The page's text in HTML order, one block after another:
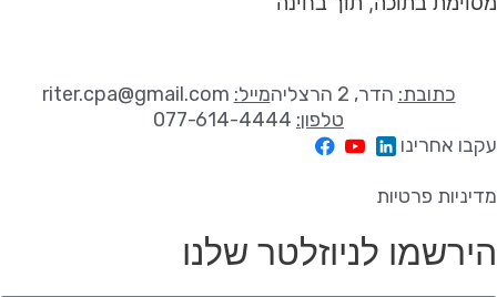
כתובת: הדר, 2 הרצליה מייל:
טלפון:
עקבו אחרינו
מדיניות פרטיות
הירשמו לניוזלטר שלנו